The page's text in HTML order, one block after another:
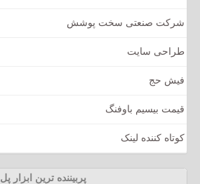
شرکت صنعتی سخت پوشش
طراحی سایت
فیش حج
قیمت بیسیم باوفنگ
کوتاه کننده لینک
پربیننده ترین ابزار پل